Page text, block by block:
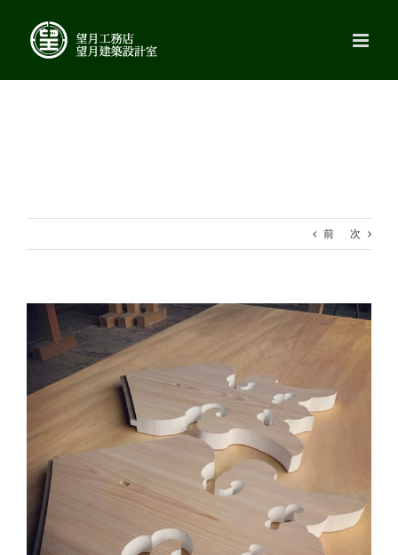
content
前 次
View
Larger
Image